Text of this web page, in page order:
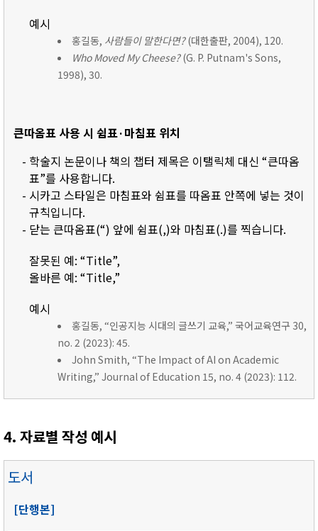
예시
홍길동, 사람들이 말한다면?(대한출판, 2004), 120.
Who Moved My Cheese?(G. P. Putnam's Sons,
1998), 30.
큰따옴표 사용 시 쉼표·마침표 위치
- 학술지 논문이나 책의 챕터 제목은 이탤릭체 대신 “큰따옴
표”를 사용합니다.
- 시카고 스타일은 마침표와 쉼표를 따옴표 안쪽에 넣는 것이
규칙입니다.
- 닫는 큰따옴표(“) 앞에 쉼표(,)와 마침표(.)를 찍습니다.
잘못된 예: “Title”,
올바른 예: “Title,”
예시
홍길동, “인공지능 시대의 글쓰기 교육,” 국어교육연구 30,
no. 2 (2023): 45.
John Smith, “The Impact of AI on Academic
Writing,” Journal of Education 15, no. 4 (2023): 112.
4. 자료별 작성 예시
도서
[단행본]